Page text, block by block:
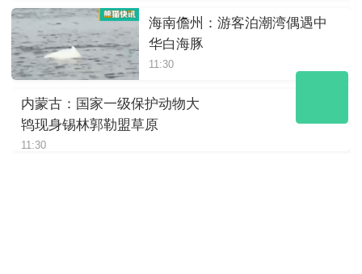
海南儋州：游客泊潮湾偶遇中
华白海豚
11:30
内蒙古：国家一级保护动物大
鸨现身锡林郭勒盟草原
11:30